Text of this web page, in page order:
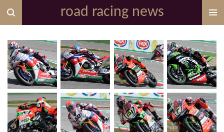
Zum
Hauptinhalt
road racing news